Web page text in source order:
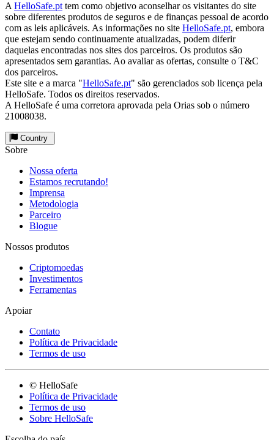
A HelloSafe.pt tem como objetivo aconselhar os visitantes do site
sobre diferentes produtos de seguros e de finanças pessoal de acordo
com as leis aplicáveis. As informações no site HelloSafe.pt, embora
que estejam sendo continuamente atualizadas, podem diferir
daquelas encontradas nos sites dos parceiros. Os produtos são
apresentados sem garantias. Ao avaliar as ofertas, consulte o T&C
dos parceiros.
Este site e a marca "HelloSafe.pt" são gerenciados sob licença pela
HelloSafe. Todos os direitos reservados.
A HelloSafe é uma corretora aprovada pela Orias sob o número
21008038.
Country
Sobre
Nossa oferta
Estamos recrutando!
Imprensa
Metodologia
Parceiro
Blogue
Nossos produtos
Criptomoedas
Investimentos
Ferramentas
Apoiar
Contato
Política de Privacidade
Termos de uso
© HelloSafe
Política de Privacidade
Termos de uso
Sobre HelloSafe